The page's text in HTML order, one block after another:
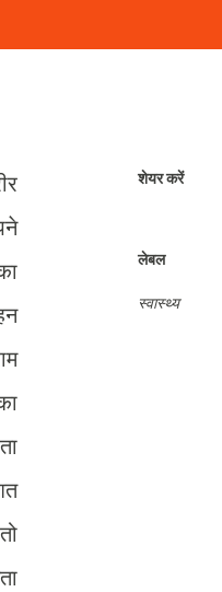
शेयर करें
लेबल
स्वास्थ्य